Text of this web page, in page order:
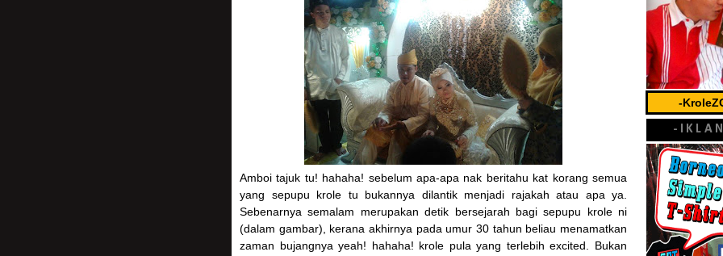
Amboi tajuk tu! hahaha! sebelum apa-apa nak beritahu kat korang semua
yang sepupu krole tu bukannya dilantik menjadi rajakah atau apa ya.
Sebenarnya semalam merupakan detik bersejarah bagi sepupu krole ni
(dalam gambar), kerana akhirnya pada umur 30 tahun beliau menamatkan
zaman bujangnya yeah! hahaha! krole pula yang terlebih excited. Bukan
-
-